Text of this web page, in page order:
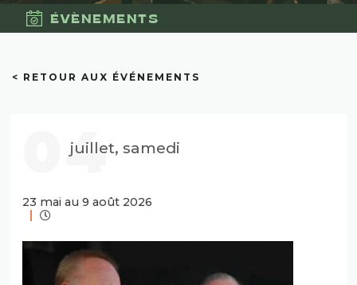
ÉVÈNEMENTS
< RETOUR AUX ÉVÉNEMENTS
04
juillet, samedi
23 mai au 9 août 2026